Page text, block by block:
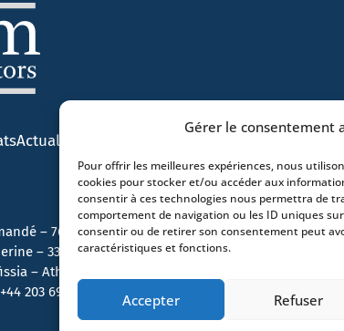
Gérer le consentement
Pour offrir les meilleures expériences, nous
cookies pour stocker et/ou accéder aux
consentir à ces technologies nous permettra de
comportement de navigation ou les ID uniques
consentir ou de retirer son consentement peut
caractéristiques et fonctions.
Accepter Refuser
Actualités
– 76600 Le Havre – France –+33 (0)2 35 22 18 88
– 33000 Bordeaux – France -+33 (0)5 40 25 69 11
– Athens 14562 Greece
+44 203 6959722